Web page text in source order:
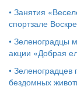
• Занятия
спортзале
• Зеленоградцы
акции «Добрая
• Зеленоградцев
бездомных